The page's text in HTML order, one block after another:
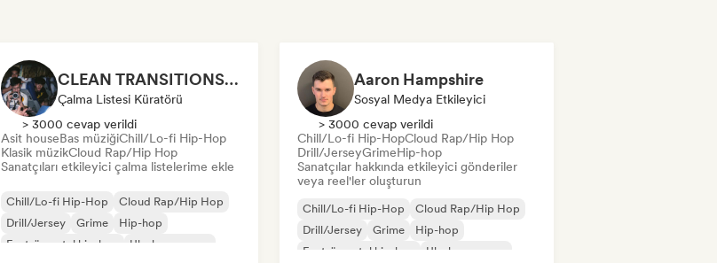
CLEAN TRANSITIONS😤
Çalma Listesi Küratörü
> 3000 cevap verildi
Asit houseBas müziğiChill/Lo-fi Hip-Hop
Klasik müzikCloud Rap/Hip Hop
Sanatçıları etkileyici çalma listelerime ekle
Chill/Lo-fi Hip-Hop
Cloud Rap/Hip Hop
Drill/Jersey
Grime
Hip-hop
Enstrümantal hip-hop
Uluslararası rap
Aaron Hampshire
Sosyal Medya Etkileyici
> 3000 cevap verildi
Chill/Lo-fi Hip-HopCloud Rap/Hip Hop
Drill/JerseyGrimeHip-hop
Sanatçılar hakkında etkileyici gönderiler
veya reel'ler oluşturun
Chill/Lo-fi Hip-Hop
Cloud Rap/Hip Hop
Drill/Jersey
Grime
Hip-hop
Enstrümantal hip-hop
Uluslararası rap